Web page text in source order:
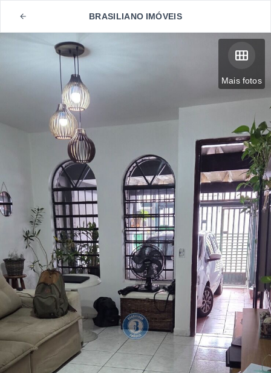
BRASILIANO IMÓVEIS
Mais fotos